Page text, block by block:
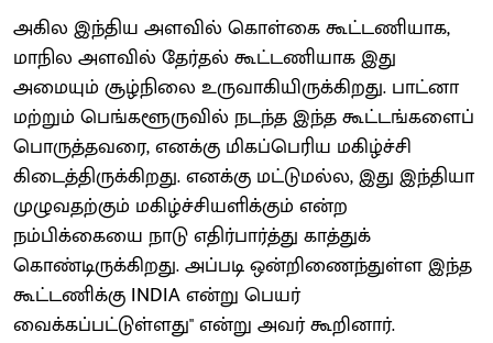
அகில இந்திய அளவில் கொள்கை கூட்டணியாக,
மாநில அளவில் தேர்தல் கூட்டணியாக இது
அமையும் சூழ்நிலை உருவாகியிருக்கிறது. பாட்னா
மற்றும் பெங்களூருவில் நடந்த இந்த கூட்டங்களைப்
பொருத்தவரை, எனக்கு மிகப்பெரிய மகிழ்ச்சி
கிடைத்திருக்கிறது. எனக்கு மட்டுமல்ல, இது இந்தியா
முழுவதற்கும் மகிழ்ச்சியளிக்கும் என்ற
நம்பிக்கையை நாடு எதிர்பார்த்து காத்துக்
கொண்டிருக்கிறது. அப்படி ஒன்றிணைந்துள்ள இந்த
கூட்டணிக்கு INDIA என்று பெயர்
வைக்கப்பட்டுள்ளது" என்று அவர் கூறினார்.